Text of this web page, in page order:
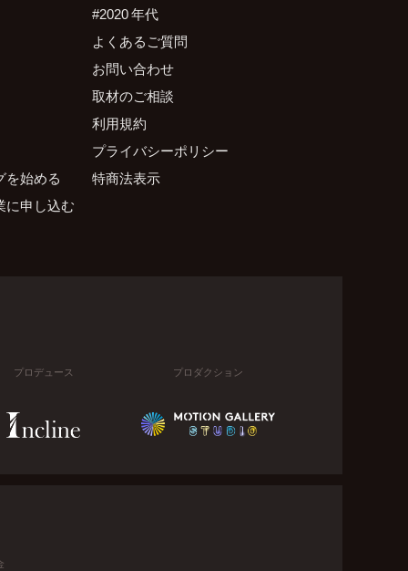
を始める
に申し込む
#2020 年代
よくあるご質問
お問い合わせ
取材のご相談
利用規約
プライバシーポリシー
特商法表示
プロデュース プロダクション